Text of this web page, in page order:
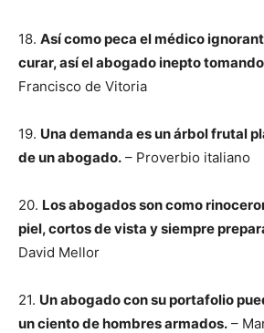
18. Así como peca el médico
curar, así el abogado inepto
Francisco de Vitoria
19. Una demanda es un árbol frutal
de un abogado. – Proverbio italiano
20. Los abogados son como
piel, cortos de vista y siempre
David Mellor
21. Un abogado con su portafolio
un ciento de hombres armados. –